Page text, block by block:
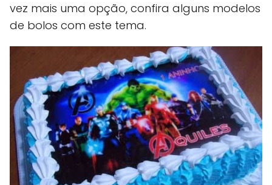
vez mais uma opção, confira alguns modelos
de bolos com este tema.